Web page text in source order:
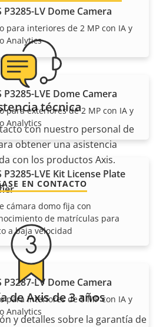
P3285-LV Dome Camera
para interiores de 2 MP con IA y
Analytics
P3285-LVE Dome Camera
para exteriores de 2 MP con IA y
Analytics
P3285-LVE Kit License Plate
cámara domo fija con
de matrículas para
a baja velocidad
P3287-LV Dome Camera
para interiores de 5 MP con IA y
Analytics
técnica
con nuestro personal de
obtener una asistencia
con los productos Axis.
EN CONTACTO
de Axis de 3 años
y detalles sobre la garantía de